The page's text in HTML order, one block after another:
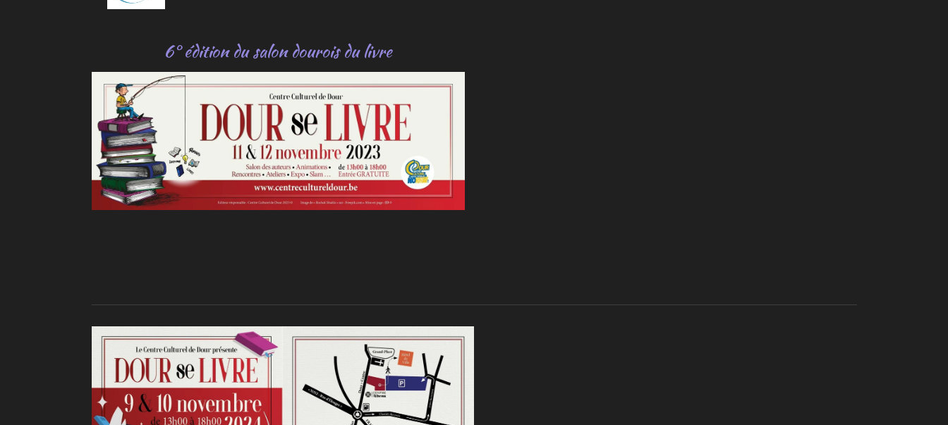
6° édition du salon dourois du livre